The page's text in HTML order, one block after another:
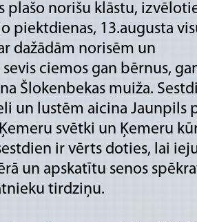
plašo norišu klāstu,
piektdienas, 13.augusta
dažādām norisēm un
ciemos gan bērnus,
Šlokenbekas muiža.
un lustēm aicina Jaunpils
svētki un Ķemeru
ir vērts doties, lai
un apskatītu senos
tirdziņu.